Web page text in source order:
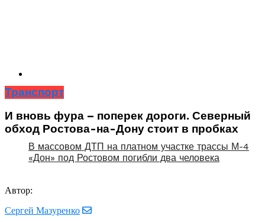
В массовом ДТП на платном участке трассы М-4
«Дон» под Ростовом погибли два человека
Транспорт
И вновь фура – поперек дороги. Северный
обход Ростова-на-Дону стоит в пробках
Автор:
Сергей Мазуренко